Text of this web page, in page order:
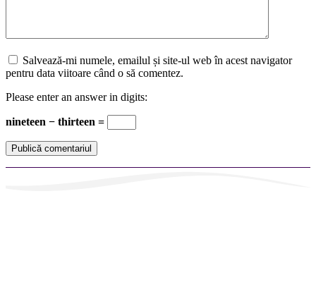
Salvează-mi numele, emailul și site-ul web în acest navigator
pentru data viitoare când o să comentez.
Please enter an answer in digits:
nineteen − thirteen =